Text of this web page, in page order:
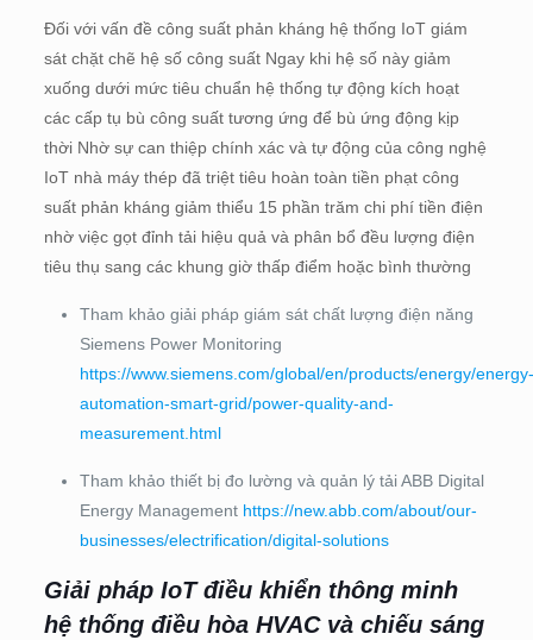
Đối với vấn đề công suất phản kháng hệ thống IoT giám
sát chặt chẽ hệ số công suất Ngay khi hệ số này giảm
xuống dưới mức tiêu chuẩn hệ thống tự động kích hoạt
các cấp tụ bù công suất tương ứng để bù ứng động kịp
thời Nhờ sự can thiệp chính xác và tự động của công nghệ
IoT nhà máy thép đã triệt tiêu hoàn toàn tiền phạt công
suất phản kháng giảm thiểu 15 phần trăm chi phí tiền điện
nhờ việc gọt đỉnh tải hiệu quả và phân bổ đều lượng điện
tiêu thụ sang các khung giờ thấp điểm hoặc bình thường
Tham khảo giải pháp giám sát chất lượng điện năng
Siemens Power Monitoring
https://www.siemens.com/global/en/products/energy/energy-
automation-smart-grid/power-quality-and-
measurement.html
Tham khảo thiết bị đo lường và quản lý tải ABB Digital
Energy Management https://new.abb.com/about/our-
businesses/electrification/digital-solutions
Giải pháp IoT điều khiển thông minh
hệ thống điều hòa HVAC và chiếu sáng